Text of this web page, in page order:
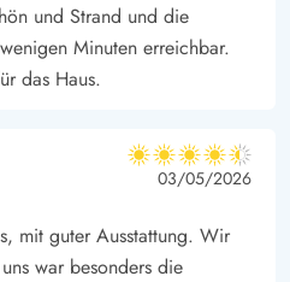
und Strand und die
Minuten erreichbar.
das Haus.
4.5 von 5
4.5 von 5
4.5 out of 5
03/05/2026
mit guter Ausstattung. Wir
war besonders die